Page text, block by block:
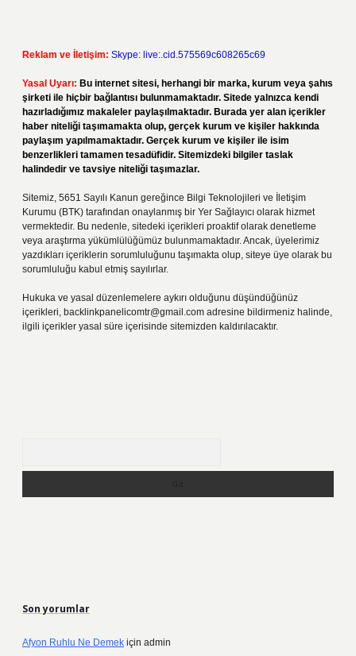
Reklam ve İletişim: Skype: live:.cid.575569c608265c69
Yasal Uyarı: Bu internet sitesi, herhangi bir marka, kurum veya şahıs
şirketi ile hiçbir bağlantısı bulunmamaktadır. Sitede yalnızca kendi
hazırladığımız makaleler paylaşılmaktadır. Burada yer alan içerikler
haber niteliği taşımamakta olup, gerçek kurum ve kişiler hakkında
paylaşım yapılmamaktadır. Gerçek kurum ve kişiler ile isim
benzerlikleri tamamen tesadüfidir. Sitemizdeki bilgiler taslak
halindedir ve tavsiye niteliği taşımazlar.
Sitemiz, 5651 Sayılı Kanun gereğince Bilgi Teknolojileri ve İletişim
Kurumu (BTK) tarafından onaylanmış bir Yer Sağlayıcı olarak hizmet
vermektedir. Bu nedenle, sitedeki içerikleri proaktif olarak denetleme
veya araştırma yükümlülüğümüz bulunmamaktadır. Ancak, üyelerimiz
yazdıkları içeriklerin sorumluluğunu taşımakta olup, siteye üye olarak bu
sorumluluğu kabul etmiş sayılırlar.
Hukuka ve yasal düzenlemelere aykırı olduğunu düşündüğünüz
içerikleri, backlinkpanelicomtr@gmail.com adresine bildirmeniz halinde,
ilgili içerikler yasal süre içerisinde sitemizden kaldırılacaktır.
Son yorumlar
Afyon Ruhlu Ne Demek için admin